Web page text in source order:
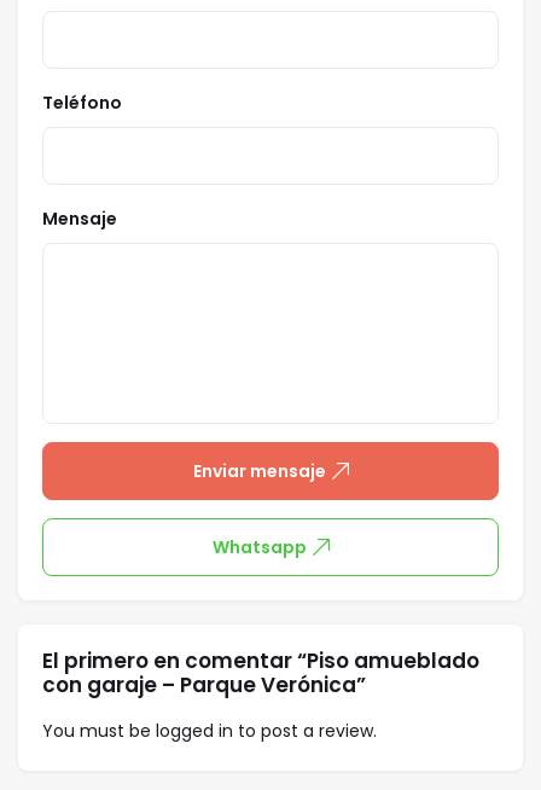
Teléfono
Mensaje
Enviar mensaje
Whatsapp
El primero en comentar “Piso amueblado
con garaje – Parque Verónica”
You must be logged in to post a review.